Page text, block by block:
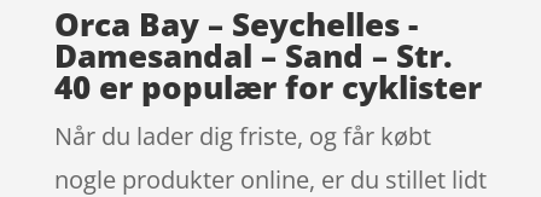
Orca Bay – Seychelles -
Damesandal – Sand – Str.
40 er populær for cyklister
Når du lader dig friste, og får købt
nogle produkter online, er du stillet lidt